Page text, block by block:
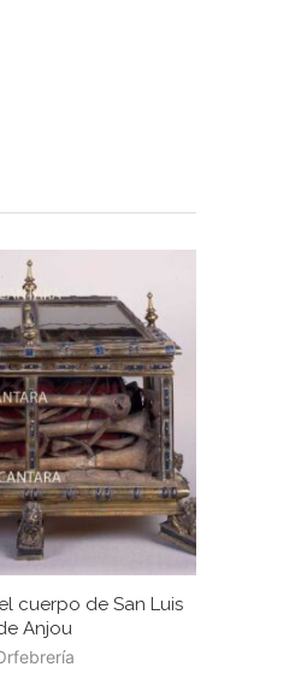
cuerpo de San Luis
Anjou